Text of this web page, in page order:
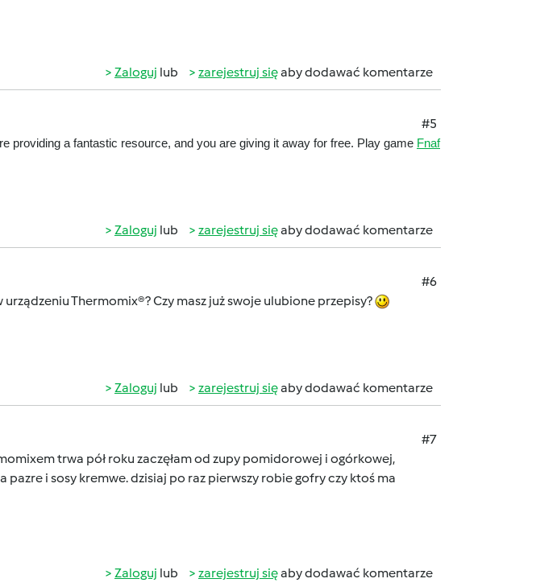
Zaloguj lub zarejestruj sięaby dodawać komentarze
#5
providing a fantastic resource, and you are giving it away for free. Play game Fnaf
Zaloguj lub zarejestruj sięaby dodawać komentarze
#6
urządzeniu Thermomix®? Czy masz już swoje ulubione przepisy?
Zaloguj lub zarejestruj sięaby dodawać komentarze
#7
trwa pół roku zaczęłam od zupy pomidorowej i ogórkowej,
pazre i sosy kremwe. dzisiaj po raz pierwszy robie gofry czy ktoś ma
Zaloguj lub zarejestruj sięaby dodawać komentarze